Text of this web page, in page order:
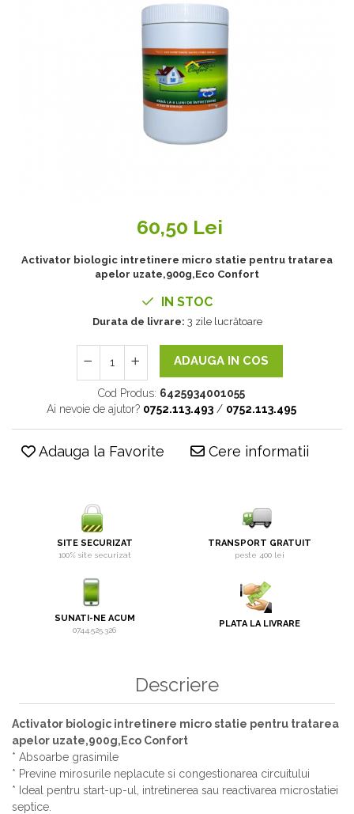
60,50 Lei
Activator biologic intretinere micro statie pentru tratarea
apelor uzate,900g,Eco Confort
IN STOC
Durata de livrare: 3 zile lucrătoare
ADAUGA IN COS
Cod Produs: 6425934001055
Ai nevoie de ajutor? 0752.113.493 / 0752.113.495
Adauga la Favorite Cere informatii
SITE SECURIZAT
100% site securizat
TRANSPORT GRATUIT
peste 400 lei
SUNATI-NE ACUM
0744.525.326
PLATA LA LIVRARE
Descriere
Activator biologic intretinere micro statie pentru tratarea
apelor uzate,900g,Eco Confort
* Absoarbe grasimile
* Previne mirosurile neplacute si congestionarea circuitului
* Ideal pentru start-up-ul, intretinerea sau reactivarea microstatiei
septice.